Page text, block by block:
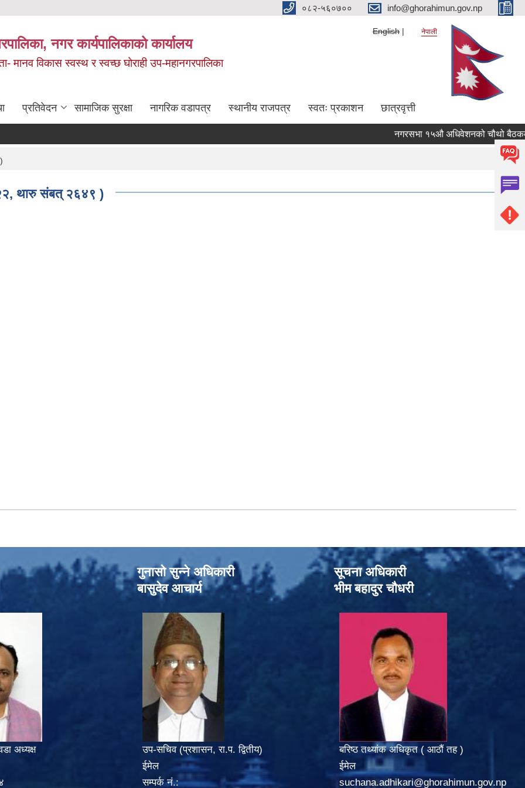
०८२-५६०७०० info@ghorahimun.gov.np
नगर कार्यपालिकाको कार्यालय
मानव विकास स्वस्थ र स्वच्छ घोराही उप-महानगरपालिका
English नेपाली
प्रतिवेदन सामाजिक सुरक्षा नागरिक वडापत्र स्थानीय राजपत्र स्वतः प्रकाशन छात्रवृत्ती
नगरसभा १५औ अधिवेशनको चौथो बैठकको
थारु संबत् २६४९ )
अध्यक्ष
गुनासो सुन्‍ने अधिकारी
बासुदेव आचार्य
उप-सचिव (प्रशासन, रा.प. द्वितीय)
ईमेल
सम्पर्क नं.:
सूचना अधिकारी
भीम बहादुर चौधरी
बरिष्ठ तथ्यांक अधिकृत ( आठौं तह )
ईमेल
suchana.adhikari@ghorahimun.gov.np